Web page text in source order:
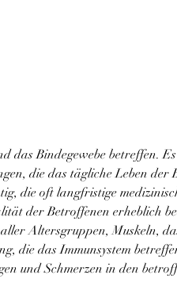
die das tägliche Leben der
die oft langfristige
der Betroffenen erheblich
Altersgruppen, Muskeln,
die das Immunsystem
und Schmerzen in den